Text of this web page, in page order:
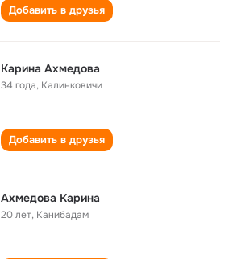
Добавить в друзья
Карина Ахмедова
34 года, Калинковичи
Добавить в друзья
Ахмедова Карина
20 лет, Канибадам